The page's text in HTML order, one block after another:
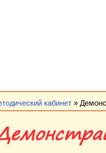
кабинет »